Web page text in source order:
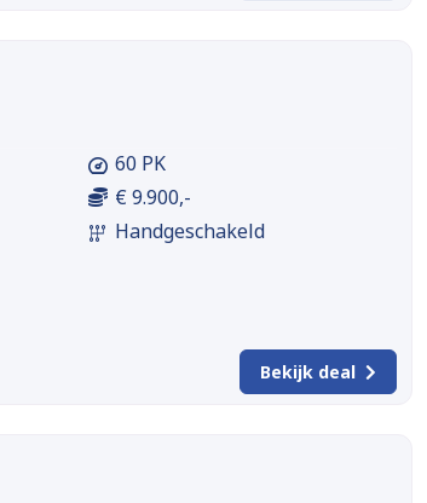
60 PK
€ 9.900,-
Handgeschakeld
Bekijk deal